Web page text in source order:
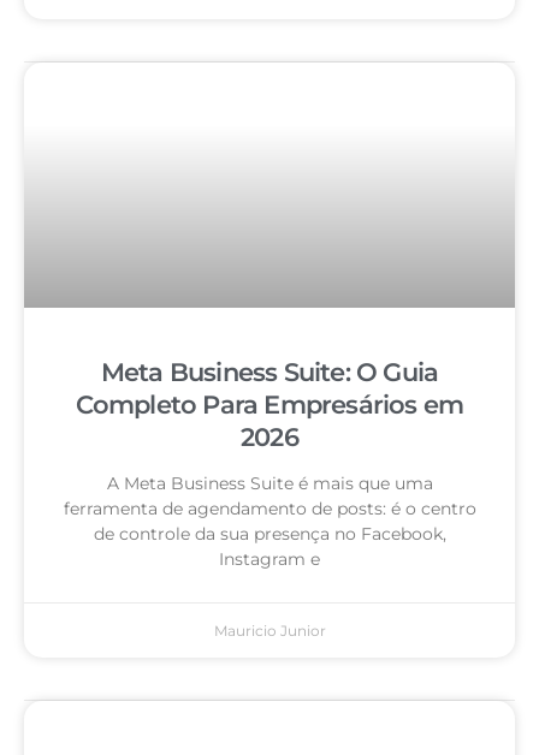
Meta Business Suite: O Guia
Completo Para Empresários em
2026
A Meta Business Suite é mais que uma
ferramenta de agendamento de posts: é o centro
de controle da sua presença no Facebook,
Instagram e
Mauricio Junior